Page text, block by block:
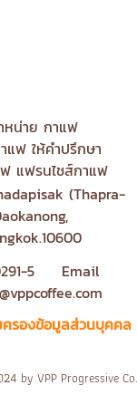
หน่าย กาแฟ
แฟ ให้คำปรึกษา
แฟรนไชส์กาแฟ
(Thapra-
5 Email
ครองข้อมูลส่วนบุคคล
by VPP Progressive